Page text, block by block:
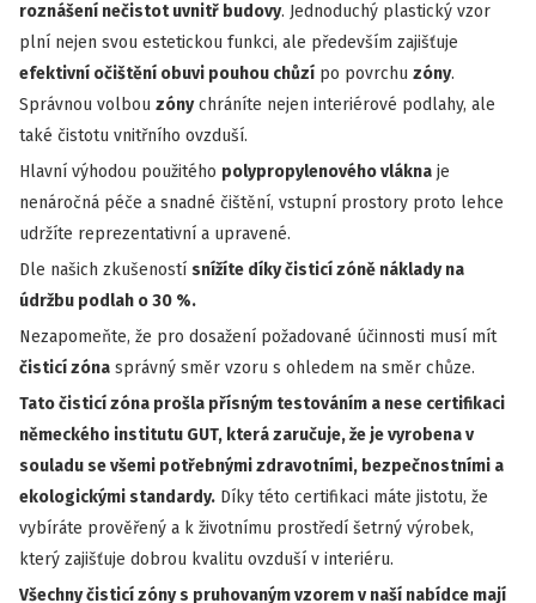
roznášení nečistot uvnitř budovy. Jednoduchý plastický vzor
plní nejen svou estetickou funkci, ale především zajišťuje
efektivní očištění obuvi pouhou chůzí po povrchu zóny.
Správnou volbou zónychráníte nejen interiérové podlahy, ale
také čistotu vnitřního ovzduší.
Hlavní výhodou použitého polypropylenového vlákna je
nenáročná péče a snadné čištění, vstupní prostory proto lehce
udržíte reprezentativní a upravené.
Dle našich zkušeností snížíte díkyčisticí zóně náklady na
údržbu podlah o 30 %.
Nezapomeňte, že pro dosažení požadované účinnosti musí mít
čisticí zóna správný směr vzoru s ohledem na směr chůze.
Tato čisticí zóna prošla přísným testováním a nese certifikaci
německého institutu GUT, která zaručuje, že je vyrobena v
souladu se všemi potřebnými zdravotními, bezpečnostními a
ekologickými standardy. Díky této certifikaci máte jistotu, že
vybíráte prověřený a k životnímu prostředí šetrný výrobek,
který zajišťuje dobrou kvalitu ovzduší v interiéru.
Všechnyčisticí zónys pruhovaným vzorem v naší nabídce mají